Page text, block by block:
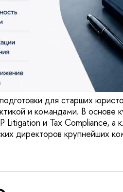
для старших
и командами. В основе
Litigation и Tax Compliance,
директоров крупнейших